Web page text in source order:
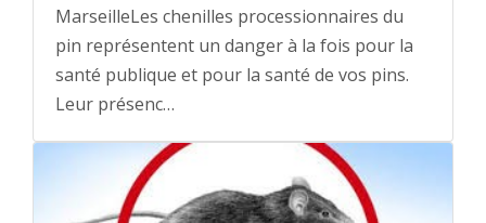
MarseilleLes chenilles processionnaires du
pin représentent un danger à la fois pour la
santé publique et pour la santé de vos pins.
Leur présenc…